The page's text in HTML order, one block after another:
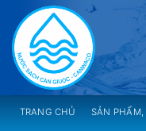
content
TRANG CHỦ SẢN PHẨM,